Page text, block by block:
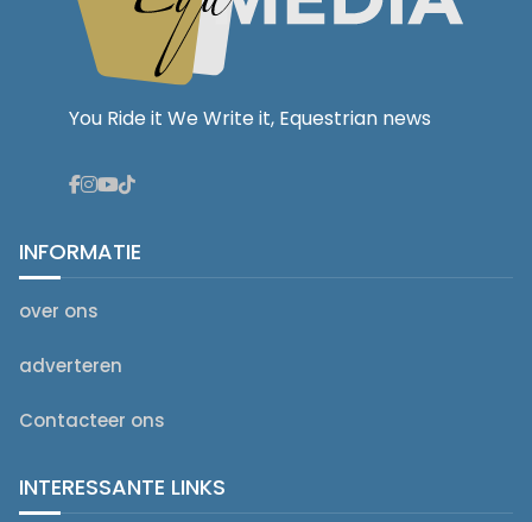
You Ride it We Write it, Equestrian news
INFORMATIE
over ons
adverteren
Contacteer ons
INTERESSANTE LINKS